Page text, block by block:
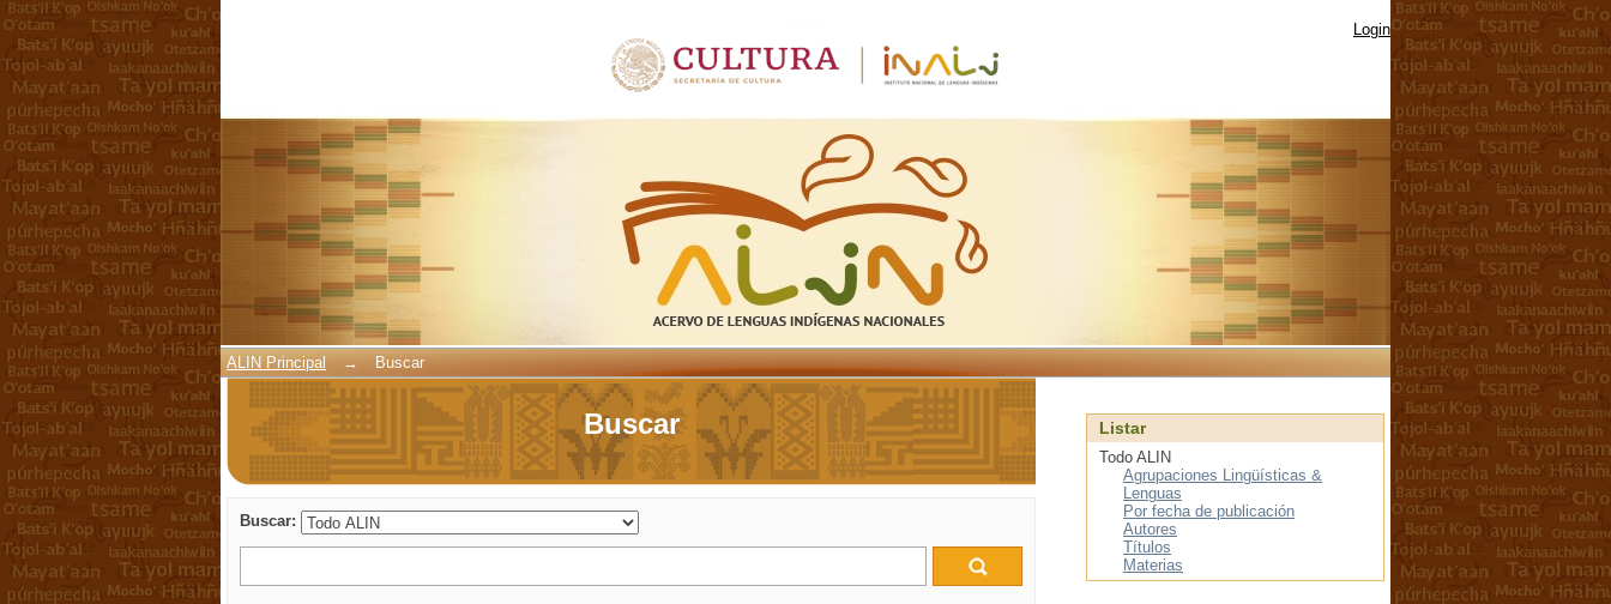
Login
ALIN Principal → Buscar
Buscar
Buscar:
Listar
Todo ALIN
Agrupaciones Lingüísticas &
Lenguas
Por fecha de publicación
Autores
Títulos
Materias